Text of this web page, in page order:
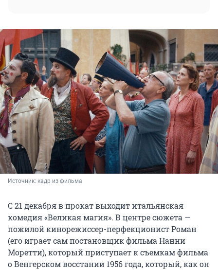
Источник: кадр из фильма
С 21 декабря в прокат выходит итальянская
комедия «Великая магия». В центре сюжета —
пожилой кинорежиссер-перфекционист Роман
(его играет сам постановщик фильма Нанни
Моретти), который приступает к съемкам фильма
о Венгерском восстании 1956 года, который, как он